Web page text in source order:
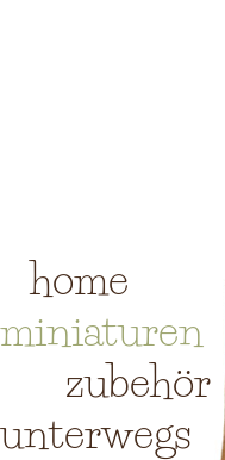
home
miniaturen
zubehör
unterwegs